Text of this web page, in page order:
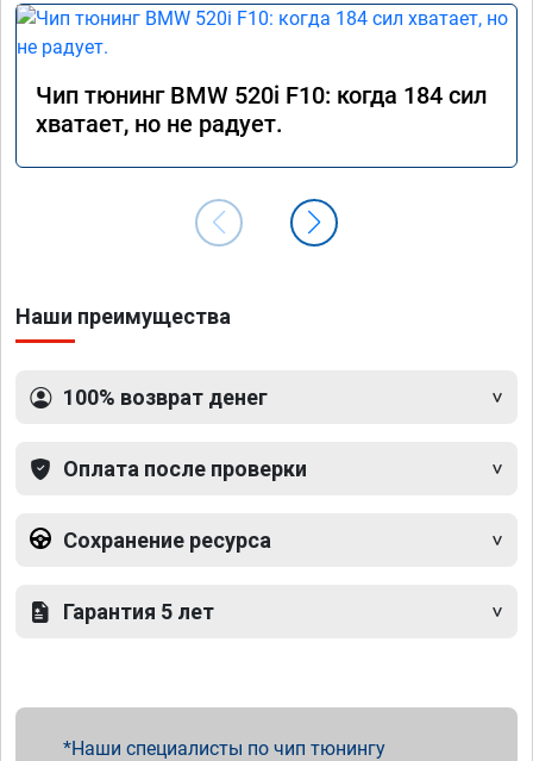
Чип тюнинг BMW 520i F10: когда 184 сил
хватает, но не радует.
Наши преимущества
100% возврат денег
Оплата после проверки
Сохранение ресурса
Гарантия 5 лет
Наши специалисты по чип тюнингу